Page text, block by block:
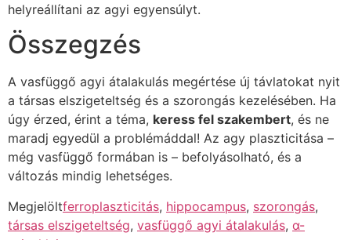
helyreállítani az agyi egyensúlyt.
Összegzés
A vasfüggő agyi átalakulás megértése új távlatokat nyit
a társas elszigeteltség és a szorongás kezelésében. Ha
úgy érzed, érint a téma, keress fel szakembert, és ne
maradj egyedül a problémáddal! Az agy plaszticitása –
még vasfüggő formában is – befolyásolható, és a
változás mindig lehetséges.
Megjelöltferroplaszticitás, hippocampus, szorongás,
társas elszigeteltség, vasfüggő agyi átalakulás, α-